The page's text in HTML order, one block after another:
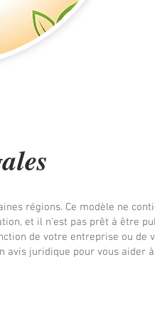
régions. Ce modèle ne
et il n'est pas prêt à être
de votre entreprise ou de
avis juridique pour vous aider à